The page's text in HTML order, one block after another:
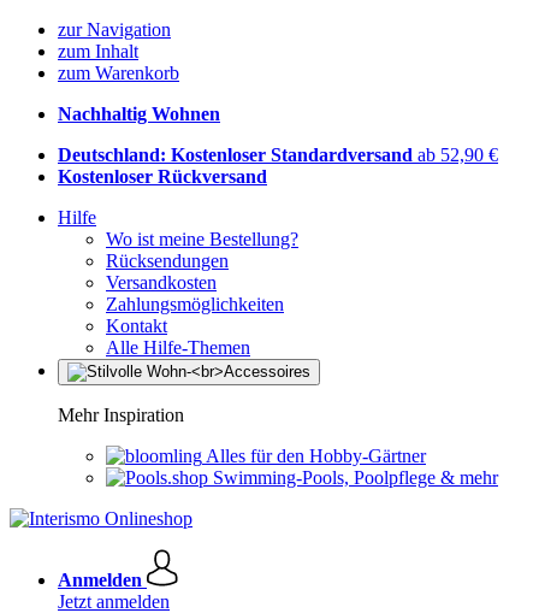
zur Navigation
zum Inhalt
zum Warenkorb
Nachhaltig Wohnen
Deutschland: Kostenloser Standardversand ab 52,90 €
Kostenloser Rückversand
Hilfe
Wo ist meine Bestellung?
Rücksendungen
Versandkosten
Zahlungsmöglichkeiten
Kontakt
Alle Hilfe-Themen
Mehr Inspiration
Alles für den Hobby-Gärtner
Swimming-Pools, Poolpflege & mehr
Anmelden
Jetzt anmelden